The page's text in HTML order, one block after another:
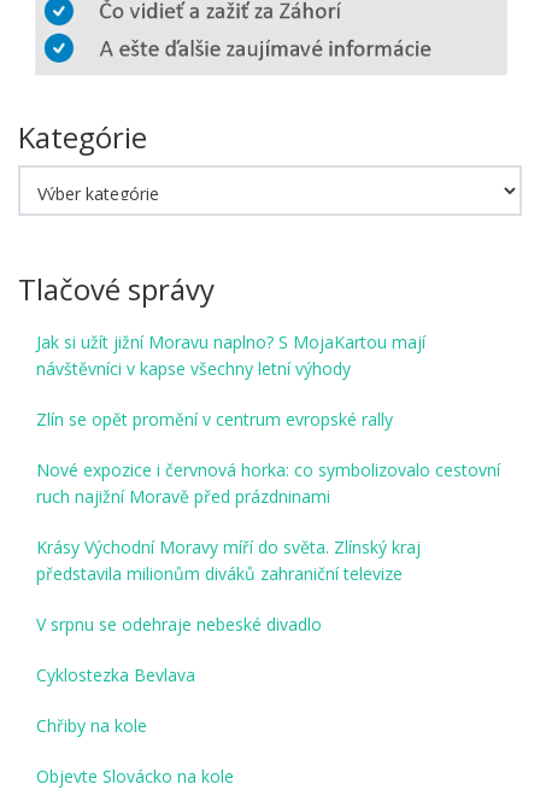
Kategórie
Tlačové správy
Jak si užít jižní Moravu naplno? S MojaKartou mají
návštěvníci v kapse všechny letní výhody
Zlín se opět promění v centrum evropské rally
Nové expozice i červnová horka: co symbolizovalo cestovní
ruch najižní Moravě před prázdninami
Krásy Východní Moravy míří do světa. Zlínský kraj
představila milionům diváků zahraniční televize
V srpnu se odehraje nebeské divadlo
Cyklostezka Bevlava
Chřiby na kole
Objevte Slovácko na kole